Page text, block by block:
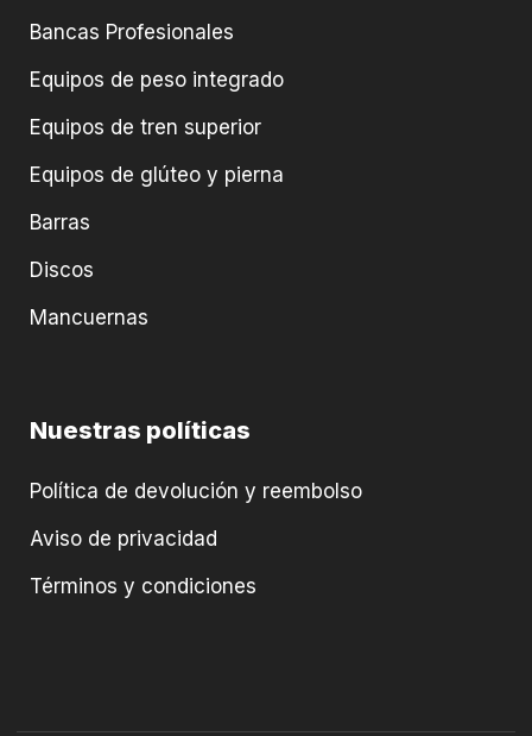
Bancas Profesionales
Equipos de peso integrado
Equipos de tren superior
Equipos de glúteo y pierna
Barras
Discos
Mancuernas
Nuestras políticas
Política de devolución y reembolso
Aviso de privacidad
Términos y condiciones